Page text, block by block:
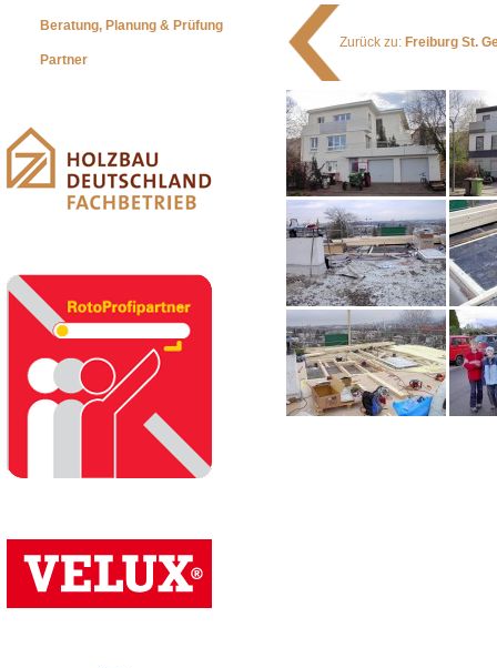
Beratung, Planung & Prüfung
Partner
Zurück zu: Freiburg St.